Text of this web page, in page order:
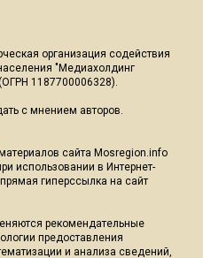
организация содействия
"Медиахолдинг
1187700006328).
с мнением авторов.
сайта Mosregion.info
использовании в Интернет-
гиперссылка на сайт
рекомендательные
предоставления
и анализа сведений,